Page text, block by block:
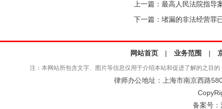
上一篇： 最高人民法院指导
下一篇： 堵漏的非法经营罪
网站首页 | 业务范围 |
注：本网站所包含文字、图片等信息仅用于介绍本站和促进了解的之目
律师办公地址：上海市南京西路
备案号：